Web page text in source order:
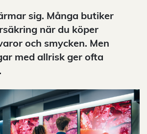
sig. Många butiker
när du köper
och smycken. Men
med allrisk ger ofta